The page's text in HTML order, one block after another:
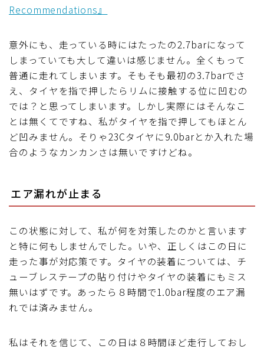
Recommendations』
意外にも、走っている時にはたったの2.7barになって
しまっていても大して違いは感じません。全くもって
普通に走れてしまいます。そもそも最初の3.7barでさ
え、タイヤを指で押したらリムに接触する位に凹むの
では？と思ってしまいます。しかし実際にはそんなこ
とは無くてですね、私がタイヤを指で押してもほとん
ど凹みません。そりゃ23Cタイヤに9.0barとか入れた場
合のようなカンカンさは無いですけどね。
エア漏れが止まる
この状態に対して、私が何を対策したのかと言います
と特に何もしませんでした。いや、正しくはこの日に
走った事が対応策です。タイヤの装着については、チ
ューブレステープの貼り付けやタイヤの装着にもミス
無いはずです。あったら８時間で1.0bar程度のエア漏
れでは済みません。
私はそれを信じて、この日は８時間ほど走行しておし